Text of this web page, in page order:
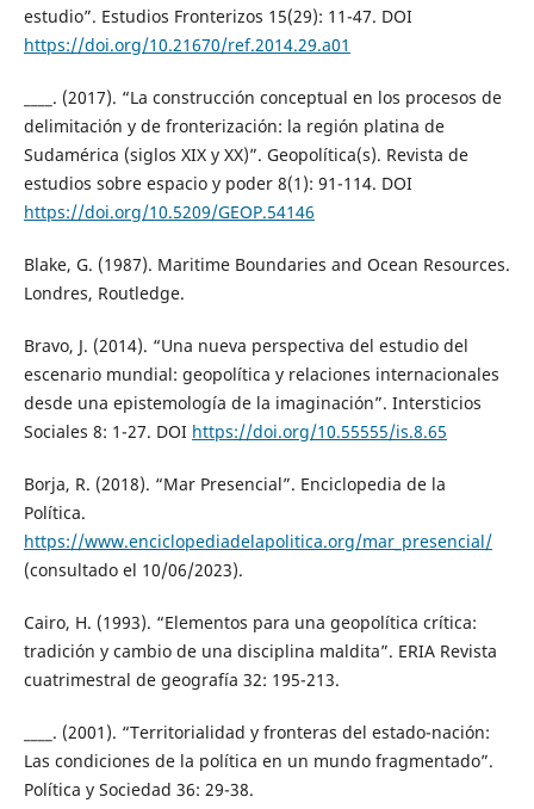
estudio”. Estudios Fronterizos 15(29): 11-47. DOI
https://doi.org/10.21670/ref.2014.29.a01
____. (2017). “La construcción conceptual en los procesos de
delimitación y de fronterización: la región platina de
Sudamérica (siglos XIX y XX)”. Geopolítica(s). Revista de
estudios sobre espacio y poder 8(1): 91-114. DOI
https://doi.org/10.5209/GEOP.54146
Blake, G. (1987). Maritime Boundaries and Ocean Resources.
Londres, Routledge.
Bravo, J. (2014). “Una nueva perspectiva del estudio del
escenario mundial: geopolítica y relaciones internacionales
desde una epistemología de la imaginación”. Intersticios
Sociales 8: 1-27. DOI https://doi.org/10.55555/is.8.65
Borja, R. (2018). “Mar Presencial”. Enciclopedia de la
Política.
https://www.enciclopediadelapolitica.org/mar_presencial/
(consultado el 10/06/2023).
Cairo, H. (1993). “Elementos para una geopolítica crítica:
tradición y cambio de una disciplina maldita”. ERIA Revista
cuatrimestral de geografía 32: 195-213.
____. (2001). “Territorialidad y fronteras del estado-nación:
Las condiciones de la política en un mundo fragmentado”.
Política y Sociedad 36: 29-38.